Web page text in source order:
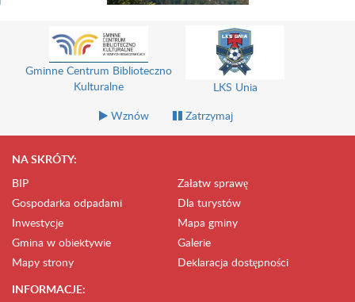
Gminne Centrum Biblioteczno
Kulturalne
LKS Unia
Wznów
Zatrzymaj
NA SKRÓTY:
BIP
Załatw sprawę
Gospodarka odpadami
Dla turystów
Inwestycje
Mapa gminy
Gmina w obiektywie
Galerie
Mapy strony
Deklaracja dostępności
INFORMACJE: